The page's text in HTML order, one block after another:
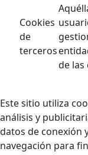
Cookies
de
terceros
de las
Este sitio utiliza
análisis y
datos de conexión
navegación para